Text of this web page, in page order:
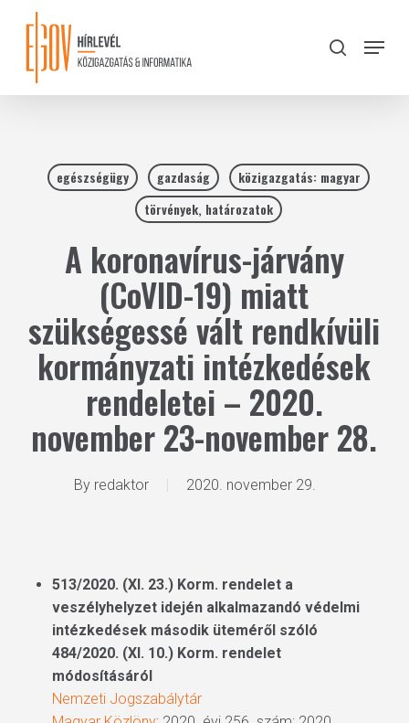
content
search
Menu
egészségügy gazdaság
közigazgatás: magyar
törvények, határozatok
A koronavírus-járvány
(CoVID-19) miatt
szükségessé vált rendkívüli
kormányzati intézkedések
rendeletei – 2020.
november 23-november 28.
By redaktor 2020. november 29.
513/2020. (XI. 23.) Korm. rendelet a
veszélyhelyzet idején alkalmazandó védelmi
intézkedések második üteméről szóló
484/2020. (XI. 10.) Korm. rendelet
módosításáról
Nemzeti Jogszabálytár
Close